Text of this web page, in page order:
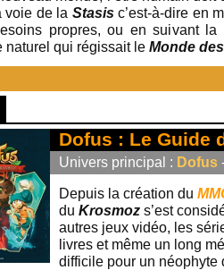
voie de la Stasisc’est-à-dire en
propres, ou en suivant
naturel qui régissait le Monde
Dofus : Le Guide
Univers principal : Dofus
Depuis la création du
du Krosmoz s’est
autres jeux vidéo, les
livres et même un long
difficile pour un néophyte